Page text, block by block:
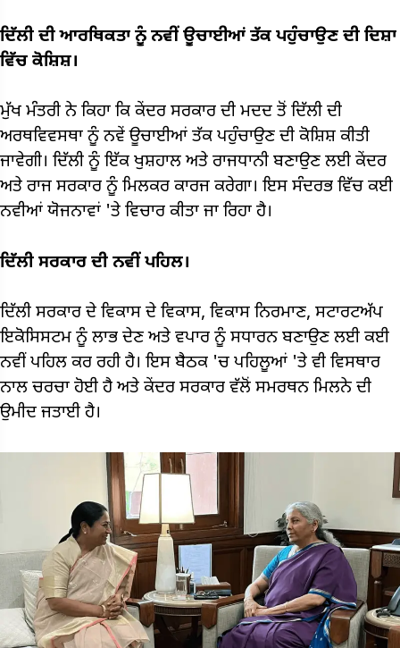
ਦਿੱਲੀ ਦੀ ਆਰਥਿਕਤਾ ਨੂੰ ਨਵੀਂ ਊਚਾਈਆਂ ਤੱਕ ਪਹੁੰਚਾਉਣ ਦੀ ਦਿਸ਼ਾ
ਵਿੱਚ ਕੋਸ਼ਿਸ਼।
ਮੁੱਖ ਮੰਤਰੀ ਨੇ ਕਿਹਾ ਕਿ ਕੇਂਦਰ ਸਰਕਾਰ ਦੀ ਮਦਦ ਤੋਂ ਦਿੱਲੀ ਦੀ
ਅਰਥਵਿਵਸਥਾ ਨੂੰ ਨਵੇਂ ਊਚਾਈਆਂ ਤੱਕ ਪਹੁੰਚਾਉਣ ਦੀ ਕੋਸ਼ਿਸ਼ ਕੀਤੀ
ਜਾਵੇਗੀ। ਦਿੱਲੀ ਨੂੰ ਇੱਕ ਖੁਸ਼ਹਾਲ ਅਤੇ ਰਾਜਧਾਨੀ ਬਣਾਉਣ ਲਈ ਕੇਂਦਰ
ਅਤੇ ਰਾਜ ਸਰਕਾਰ ਨੂੰ ਮਿਲਕਰ ਕਾਰਜ ਕਰੇਗਾ। ਇਸ ਸੰਦਰਭ ਵਿੱਚ ਕਈ
ਨਵੀਆਂ ਯੋਜਨਾਵਾਂ 'ਤੇ ਵਿਚਾਰ ਕੀਤਾ ਜਾ ਰਿਹਾ ਹੈ।
ਦਿੱਲੀ ਸਰਕਾਰ ਦੀ ਨਵੀਂ ਪਹਿਲ।
ਦਿੱਲੀ ਸਰਕਾਰ ਦੇ ਵਿਕਾਸ ਦੇ ਵਿਕਾਸ, ਵਿਕਾਸ ਨਿਰਮਾਣ, ਸਟਾਰਟਅੱਪ
ਇਕੋਸਿਸਟਮ ਨੂੰ ਲਾਭ ਦੇਣ ਅਤੇ ਵਪਾਰ ਨੂੰ ਸਧਾਰਨ ਬਣਾਉਣ ਲਈ ਕਈ
ਨਵੀਂ ਪਹਿਲ ਕਰ ਰਹੀ ਹੈ। ਇਸ ਬੈਠਕ 'ਚ ਪਹਿਲੂਆਂ 'ਤੇ ਵੀ ਵਿਸਥਾਰ
ਨਾਲ ਚਰਚਾ ਹੋਈ ਹੈ ਅਤੇ ਕੇਂਦਰ ਸਰਕਾਰ ਵੱਲੋਂ ਸਮਰਥਨ ਮਿਲਨੇ ਦੀ
ਉਮੀਦ ਜਤਾਈ ਹੈ।